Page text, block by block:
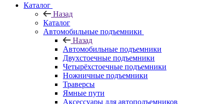
Каталог
Назад
Каталог
Автомобильные подъемники
Назад
Автомобильные подъемники
Двухстоечные подъемники
Четырёхстоечные подъемники
Ножничные подъемники
Траверсы
Ямные пути
Аксессуары для автоподъемников